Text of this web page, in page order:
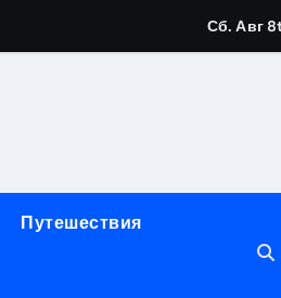
Сб. Авг
Путешествия